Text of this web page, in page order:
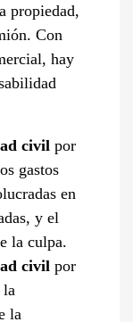
propiedad,
Con
hay
civil por
gastos
en
y el
la culpa.
civil por
la
la